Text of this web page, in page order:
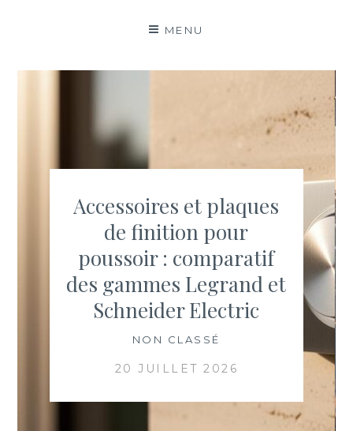
MENU
Accessoires et plaques
de finition pour
poussoir : comparatif
des gammes Legrand et
Schneider Electric
NON CLASSÉ
20 JUILLET 2026